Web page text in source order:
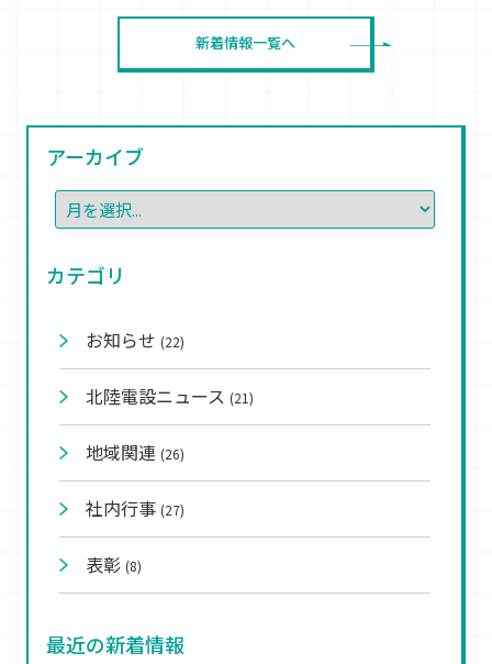
新着情報一覧へ
アーカイブ
カテゴリ
お知らせ (22)
北陸電設ニュース (21)
地域関連 (26)
社内行事 (27)
表彰 (8)
最近の新着情報